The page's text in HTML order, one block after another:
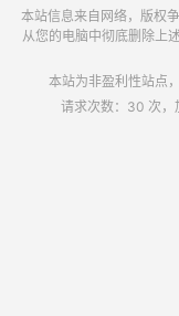
本站信息来自网络，版权
从您的电脑中彻底删除上
本站为非盈利性站点
请求次数：30 次